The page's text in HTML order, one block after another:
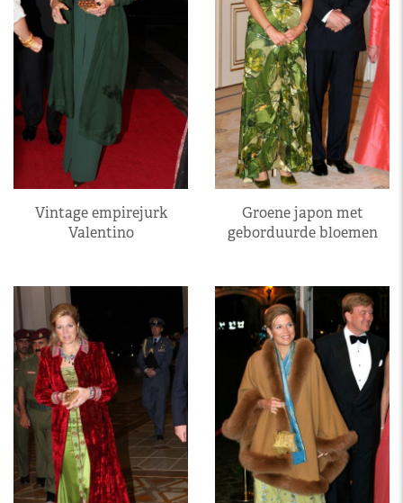
Vintage empirejurk
Valentino
Groene japon met
geborduurde bloemen